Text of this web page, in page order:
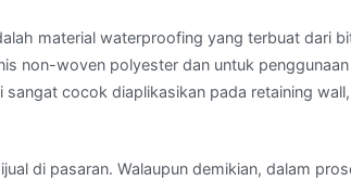
material waterproofing yang terbuat dari
non-woven polyester dan untuk penggunaan
cocok diaplikasikan pada retaining wall,
di pasaran. Walaupun demikian, dalam